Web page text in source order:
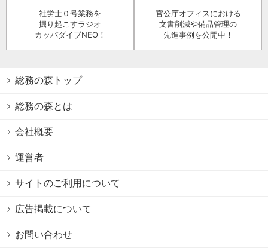
社労士０号業務を
掘り起こすラジオ
カッパダイブNEO！
官公庁オフィスにおける
文書削減や備品管理の
先進事例を公開中！
総務の森トップ
総務の森とは
会社概要
運営者
サイトのご利用について
広告掲載について
お問い合わせ